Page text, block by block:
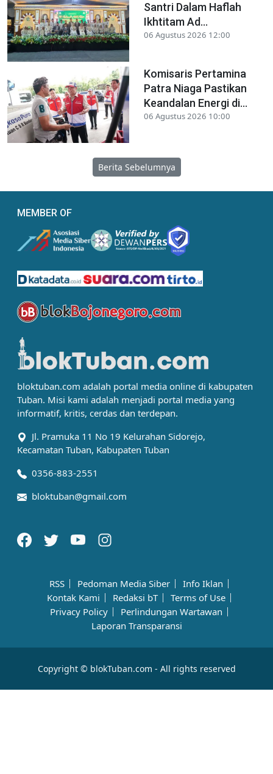
Santri Dalam Haflah
Ikhtitam Ad...
06 Agustus 2026 12:00
Komisaris Pertamina
Patra Niaga Pastikan
Keandalan Energi di...
06 Agustus 2026 10:00
Berita Sebelumnya
MEMBER OF
bloktuban.com adalah portal media online di kabupaten
Tuban. Misi kami adalah menjadi portal media yang
informatif, kritis, cerdas dan terdepan.
Jl. Pramuka 11 No 19 Kelurahan Sidorejo,
Kecamatan Tuban, Kabupaten Tuban
0356-883-2551
bloktuban@gmail.com
RSS Pedoman Media Siber
Info Iklan
Kontak Kami
Redaksi bT
Terms of Use
Privacy Policy
Perlindungan Wartawan
Laporan Transparansi
Copyright © blokTuban.com - All rights reserved